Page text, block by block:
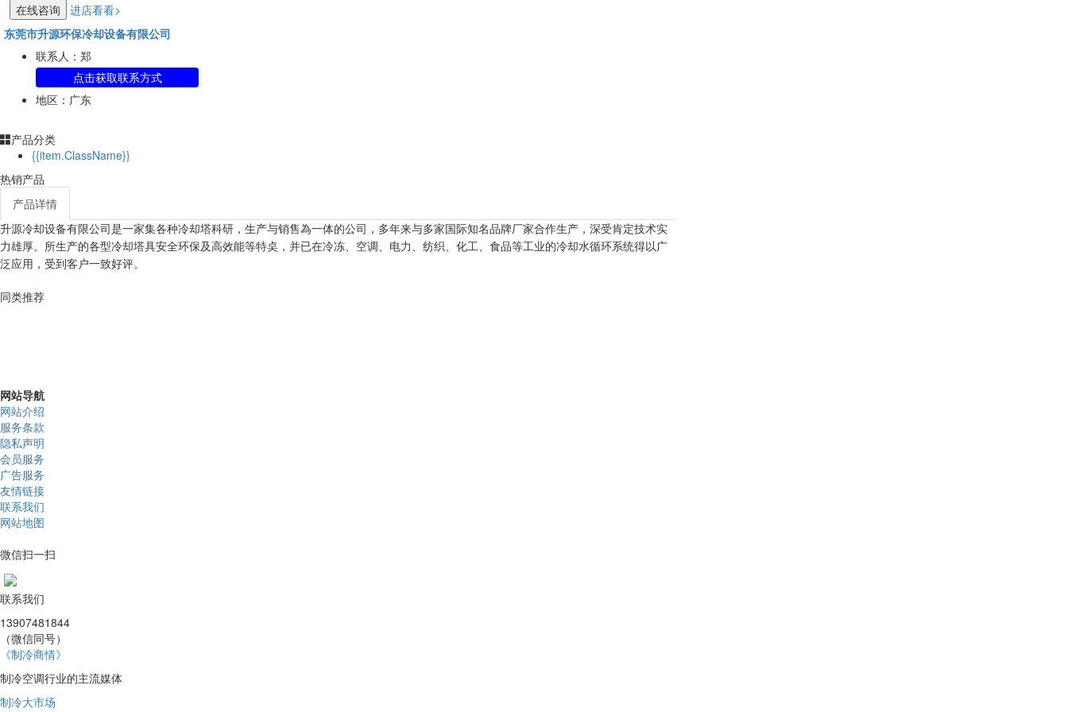
在线咨询
进店看看>
东莞市升源环保冷却设备有限公司
联系人：郑
点击获取联系方式
地区：广东
产品分类
{{item.ClassName}}
热销产品
产品详情
升源冷却设备有限公司是一家集各种冷却塔科研，生产与销售為一体的公司，多年来与多家国际知名品牌厂家合作生产，深受肯定技术实
力雄厚。所生产的各型冷却塔具安全环保及高效能等特奌，并已在冷冻、空调、电力、纺织、化工、食品等工业的冷却水循环系统得以广
泛应用，受到客户一致好评。
同类推荐
网站导航
网站介绍
服务条款
隐私声明
会员服务
广告服务
友情链接
联系我们
网站地图
微信扫一扫
联系我们
13907481844
（微信同号）
《制冷商情》
制冷空调行业的主流媒体
制冷大市场